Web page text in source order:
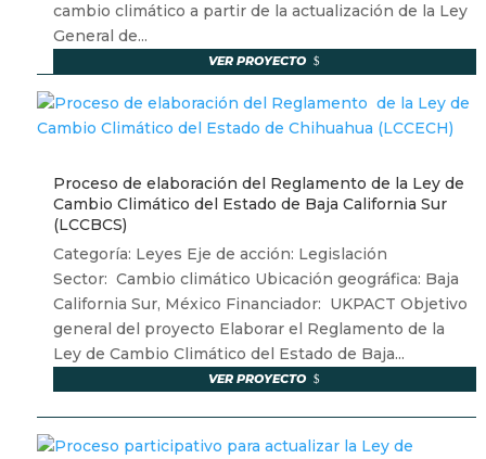
cambio climático a partir de la actualización de la Ley
General de...
VER PROYECTO
Proceso de elaboración del Reglamento de la Ley de
Cambio Climático del Estado de Baja California Sur
(LCCBCS)
Categoría: Leyes Eje de acción: Legislación
Sector: Cambio climático Ubicación geográfica: Baja
California Sur, México Financiador: UKPACT Objetivo
general del proyecto Elaborar el Reglamento de la
Ley de Cambio Climático del Estado de Baja...
VER PROYECTO